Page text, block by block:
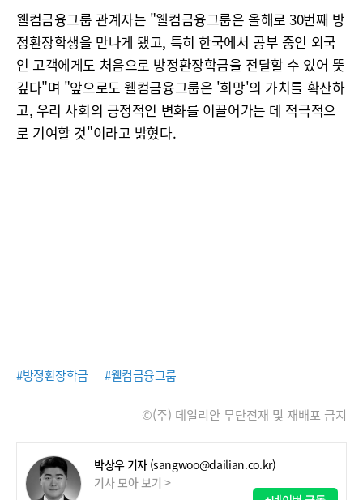
웰컴금융그룹 관계자는 "웰컴금융그룹은 올해로 30번째 방
정환장학생을 만나게 됐고, 특히 한국에서 공부 중인 외국
인 고객에게도 처음으로 방정환장학금을 전달할 수 있어 뜻
깊다"며 "앞으로도 웰컴금융그룹은 '희망'의 가치를 확산하
고, 우리 사회의 긍정적인 변화를 이끌어가는 데 적극적으
로 기여할 것"이라고 밝혔다.
#방정환장학금 #웰컴금융그룹
©(주) 데일리안 무단전재 및 재배포 금지
박상우 기자 (sangwoo@dailian.co.kr)
기사 모아 보기 >